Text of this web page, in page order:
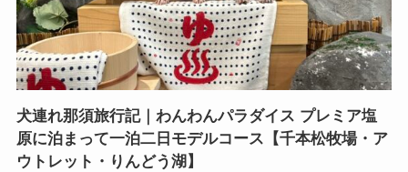
犬連れ那須旅行記｜わんわんパラダイス プレミア塩
原に泊まって一泊二日モデルコース【千本松牧場・ア
ウトレット・りんどう湖】